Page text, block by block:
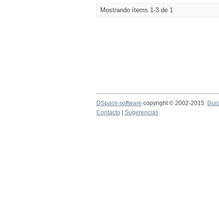
Mostrando ítems 1-3 de 1
DSpace software copyright © 2002-2015
Contacto
Sugerencias